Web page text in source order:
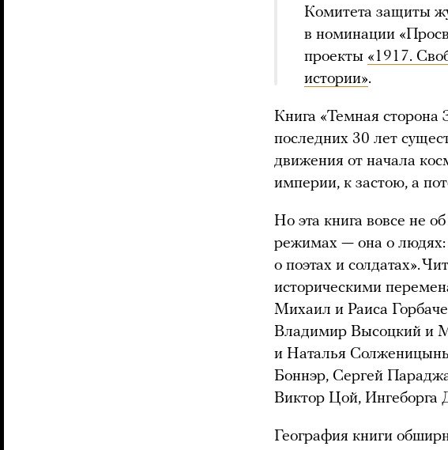
Комитета защиты
в номинации
проекты «1917.
истории».
Книга «Темная сторона
последних 30 лет
движения от начала
империи, к застою, а
Но эта книга вовсе не
режимах — она о людях:
о поэтах и солдатах».
историческими
Михаил и Раиса
Владимир Высоцкий и
и Наталья
Боннэр, Сергей
Виктор Цой, Ингеборга
География книги